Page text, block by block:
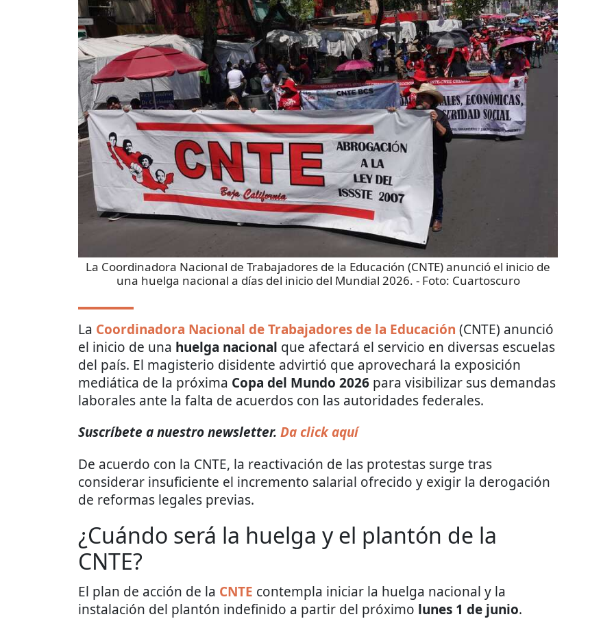
La Coordinadora Nacional de Trabajadores de la Educación (CNTE) anunció el inicio de
una huelga nacional a días del inicio del Mundial 2026. - Foto: Cuartoscuro
La Coordinadora Nacional de Trabajadores de la Educación (CNTE) anunció
el inicio de una huelga nacional que afectará el servicio en diversas escuelas
del país. El magisterio disidente advirtió que aprovechará la exposición
mediática de la próxima Copa del Mundo 2026 para visibilizar sus demandas
laborales ante la falta de acuerdos con las autoridades federales.
Suscríbete a nuestro newsletter. Da click aquí
De acuerdo con la CNTE, la reactivación de las protestas surge tras
considerar insuficiente el incremento salarial ofrecido y exigir la derogación
de reformas legales previas.
¿Cuándo será la huelga y el plantón de la
CNTE?
El plan de acción de la CNTE contempla iniciar la huelga nacional y la
instalación del plantón indefinido a partir del próximo lunes 1 de junio.